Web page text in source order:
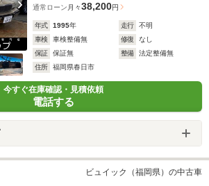
通常ローン 月々38,200円
年式 1995年 走行
不明
車検
車検整備無 修復
なし
保証
保証無 整備
法定整備無
住所
福岡県春日市
今すぐ在庫確認・見積依頼
電話する
ビュイック（福岡県）の中古車